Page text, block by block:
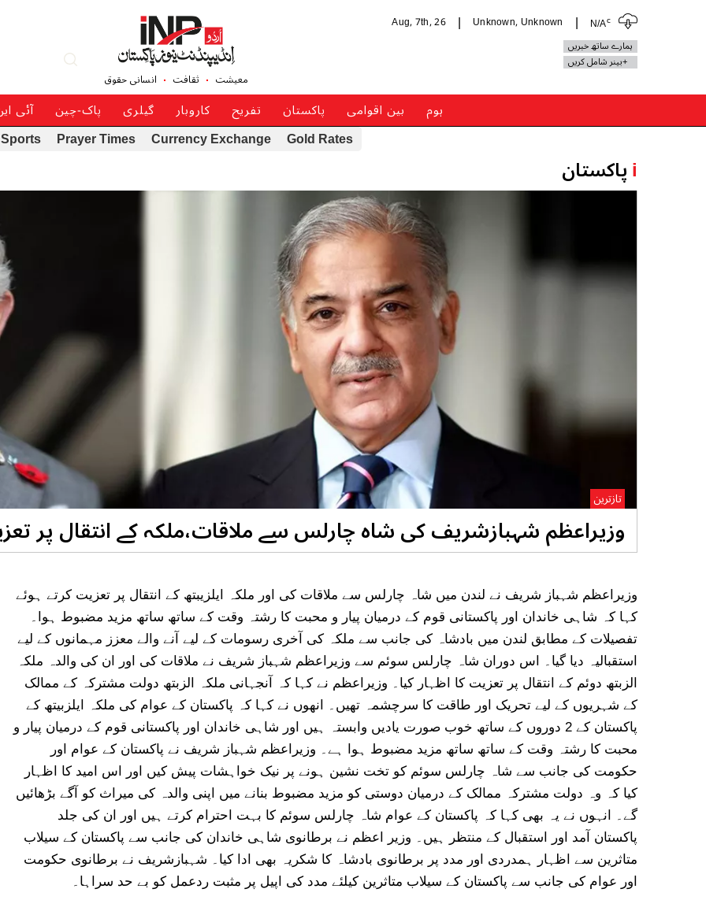
N/Ac
Unknown, Unknown
Aug, 7th, 26
ہمارے ساتھ خبریں
+بینر شامل کریں
معیشت ثقافت انسانی حقوق
ہوم بین اقوامی پاکستان تفریح کاروبار گیلری پاک-چین آئی
Gold Rates
Currency Exchange
Prayer Times
Sports
iپاکستان
وزیراعظم شہبازشریف کی شاہ چارلس سے ملاقات،ملکہ کے انتقال پر
تازترین
وزیراعظم شہباز شریف نے لندن میں شاہ چارلس سے ملاقات کی اور ملکہ ایلزیبتھ کے انتقال پر تعزیت کرتے ہوئے
کہا کہ شاہی خاندان اور پاکستانی قوم کے درمیان پیار و محبت کا رشتہ وقت کے ساتھ ساتھ مزید مضبوط ہوا۔
تفصیلات کے مطابق لندن میں بادشاہ کی جانب سے ملکہ کی آخری رسومات کے لیے آنے والے معزز مہمانوں کے لیے
استقبالیہ دیا گیا۔ اس دوران شاہ چارلس سوئم سے وزیراعظم شہباز شریف نے ملاقات کی اور ان کی والدہ ملکہ
الزبتھ دوئم کے انتقال پر تعزیت کا اظہار کیا۔ وزیراعظم نے کہا کہ آنجہانی ملکہ الزبتھ دولت مشترکہ کے ممالک
کے شہریوں کے لیے تحریک اور طاقت کا سرچشمہ تھیں۔ انھوں نے کہا کہ پاکستان کے عوام کی ملکہ ایلزبیتھ کے
پاکستان کے 2 دوروں کے ساتھ خوب صورت یادیں وابستہ ہیں اور شاہی خاندان اور پاکستانی قوم کے درمیان پیار و
محبت کا رشتہ وقت کے ساتھ ساتھ مزید مضبوط ہوا ہے۔ وزیراعظم شہباز شریف نے پاکستان کے عوام اور
حکومت کی جانب سے شاہ چارلس سوئم کو تخت نشین ہونے پر نیک خواہشات پیش کیں اور اس امید کا اظہار
کیا کہ وہ دولت مشترکہ ممالک کے درمیان دوستی کو مزید مضبوط بنانے میں اپنی والدہ کی میراث کو آگے بڑھائیں
گے۔ انہوں نے یہ بھی کہا کہ پاکستان کے عوام شاہ چارلس سوئم کا بہت احترام کرتے ہیں اور ان کی جلد
پاکستان آمد اور استقبال کے منتظر ہیں۔ وزیر اعظم نے برطانوی شاہی خاندان کی جانب سے پاکستان کے سیلاب
متاثرین سے اظہار ہمدردی اور مدد پر برطانوی بادشاہ کا شکریہ بھی ادا کیا۔ شہبازشریف نے برطانوی حکومت
اور عوام کی جانب سے پاکستان کے سیلاب متاثرین کیلئے مدد کی اپیل پر مثبت ردعمل کو بے حد سراہا۔